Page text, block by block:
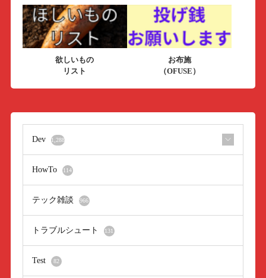
欲しいもの
リスト
お布施
（OFUSE）
Dev 1,288
HowTo 114
テック雑談 966
トラブルシュート 131
Test 82